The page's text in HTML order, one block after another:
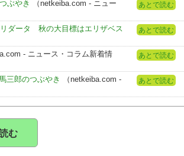
ぶやき
（netkeiba.com - ニュー
あとで読む
リダータ 秋の大目標はエリザベス
あとで読む
- ニュース・コラム新着情
あとで読む
三郎のつぶやき
（netkeiba.com -
あとで読む
む